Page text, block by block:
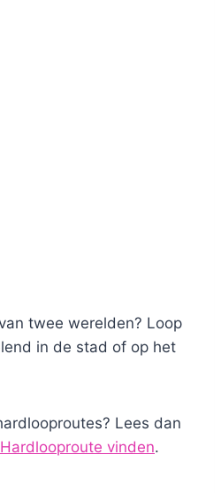
twee werelden? Loop
in de stad of op het
Lees dan
Hardlooproute vinden.